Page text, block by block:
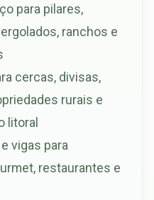
para pilares,
ranchos e
cercas, divisas,
rurais e
litoral
vigas para
restaurantes e